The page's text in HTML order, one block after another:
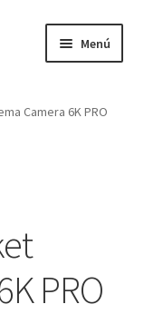
Menú
Camera 6K PRO
PRO